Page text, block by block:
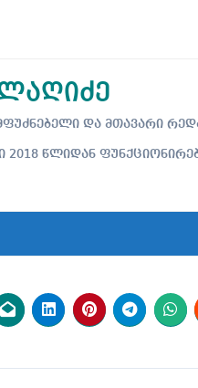
და მთავარი
2018 წლიდან